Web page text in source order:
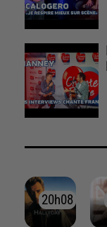
20h08
20h08